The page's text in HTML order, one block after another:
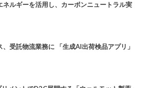
ルギーを活用し、カーボンニュートラル実
受託物流業務に 「生成AI出荷検品アプリ」